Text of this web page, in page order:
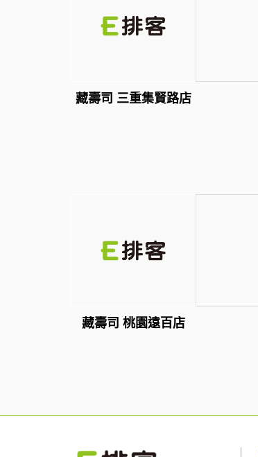
藏壽司 三重集賢路店
藏壽司 桃園遠百店